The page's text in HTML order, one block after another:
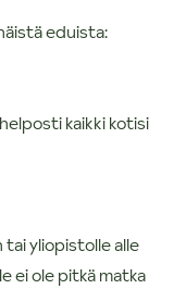
eduista:
kaikki kotisi
tai yliopistolle alle
ei ole pitkä matka